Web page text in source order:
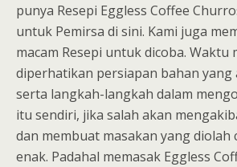
punya Resepi Eggless Coffee
untuk Pemirsa di sini. Kami juga
macam Resepi untuk dicoba. Waktu
diperhatikan persiapan bahan yang
serta langkah-langkah dalam
itu sendiri, jika salah akan
dan membuat masakan yang diolah
enak. Padahal memasak Eggless